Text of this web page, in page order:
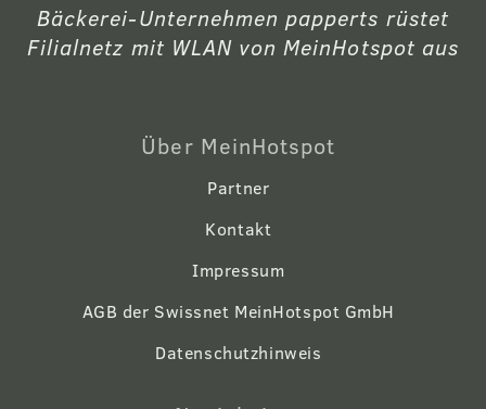
Bäckerei-Unternehmen papperts rüstet
Filialnetz mit WLAN von MeinHotspot aus
Über MeinHotspot
Partner
Kontakt
Impressum
AGB der Swissnet MeinHotspot GmbH
Datenschutzhinweis